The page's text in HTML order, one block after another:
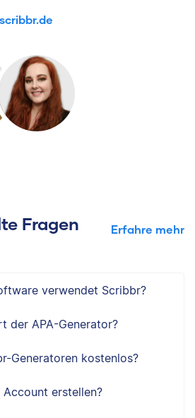
Fragen Erfahre mehr
verwendet Scribbr?
der APA-Generator?
Generatoren kostenlos?
Account erstellen?